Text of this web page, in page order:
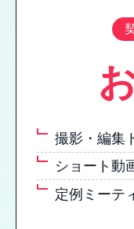
撮影・編集
ショート動
定例ミーテ